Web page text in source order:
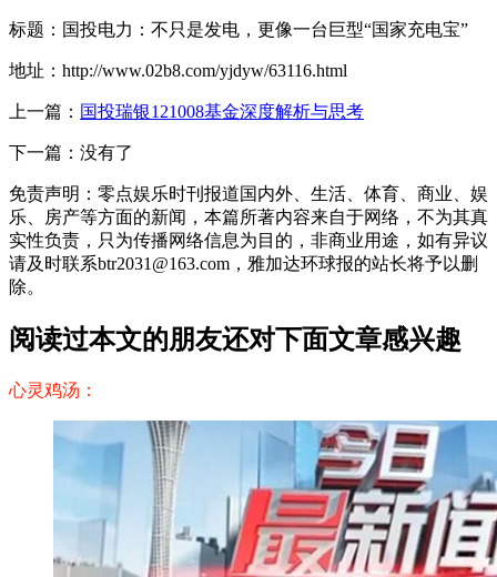
标题：国投电力：不只是发电，更像一台巨型“国家充电宝”
地址：http://www.02b8.com/yjdyw/63116.html
上一篇： 国投瑞银121008基金深度解析与思考
下一篇：没有了
免责声明：零点娱乐时刊报道国内外、生活、体育、商业、娱
乐、房产等方面的新闻，本篇所著内容来自于网络，不为其真
实性负责，只为传播网络信息为目的，非商业用途，如有异议
请及时联系btr2031@163.com，雅加达环球报的站长将予以删
除。
阅读过本文的朋友还对下面文章感兴趣
心灵鸡汤：